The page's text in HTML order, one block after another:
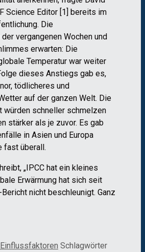
Science Editor [1] bereits im
Die
vergangenen Wochen und
erwarten: Die
Temperatur war weiter
dieses Anstiegs gab es,
tödlicheres und
auf der ganzen Welt. Die
würden schneller schmelzen
stärker als je zuvor. Es gab
in Asien und Europa
fast überall.
„IPCC hat ein kleines
Erwärmung hat sich seit
nicht beschleunigt. Ganz
Schlagwörter